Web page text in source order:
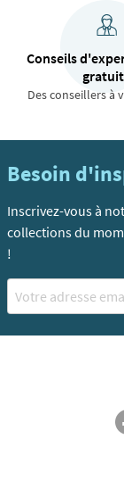
Conseils
Des conseillers à
Besoin
Inscrivez-vous à
collections du
!
Email